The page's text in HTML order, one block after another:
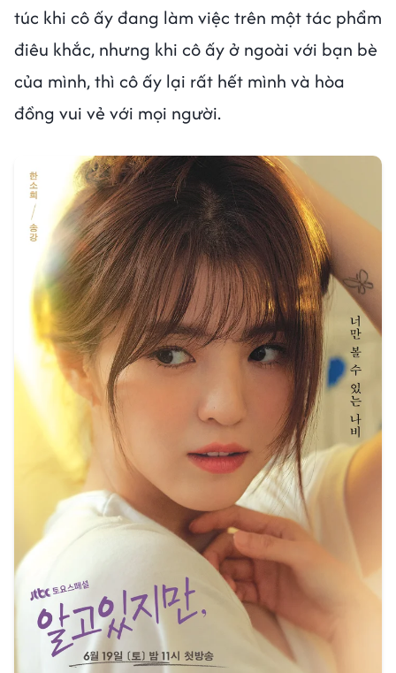
túc khi cô ấy đang làm việc trên một tác phẩm
điêu khắc, nhưng khi cô ấy ở ngoài với bạn bè
của mình, thì cô ấy lại rất hết mình và hòa
đồng vui vẻ với mọi người.